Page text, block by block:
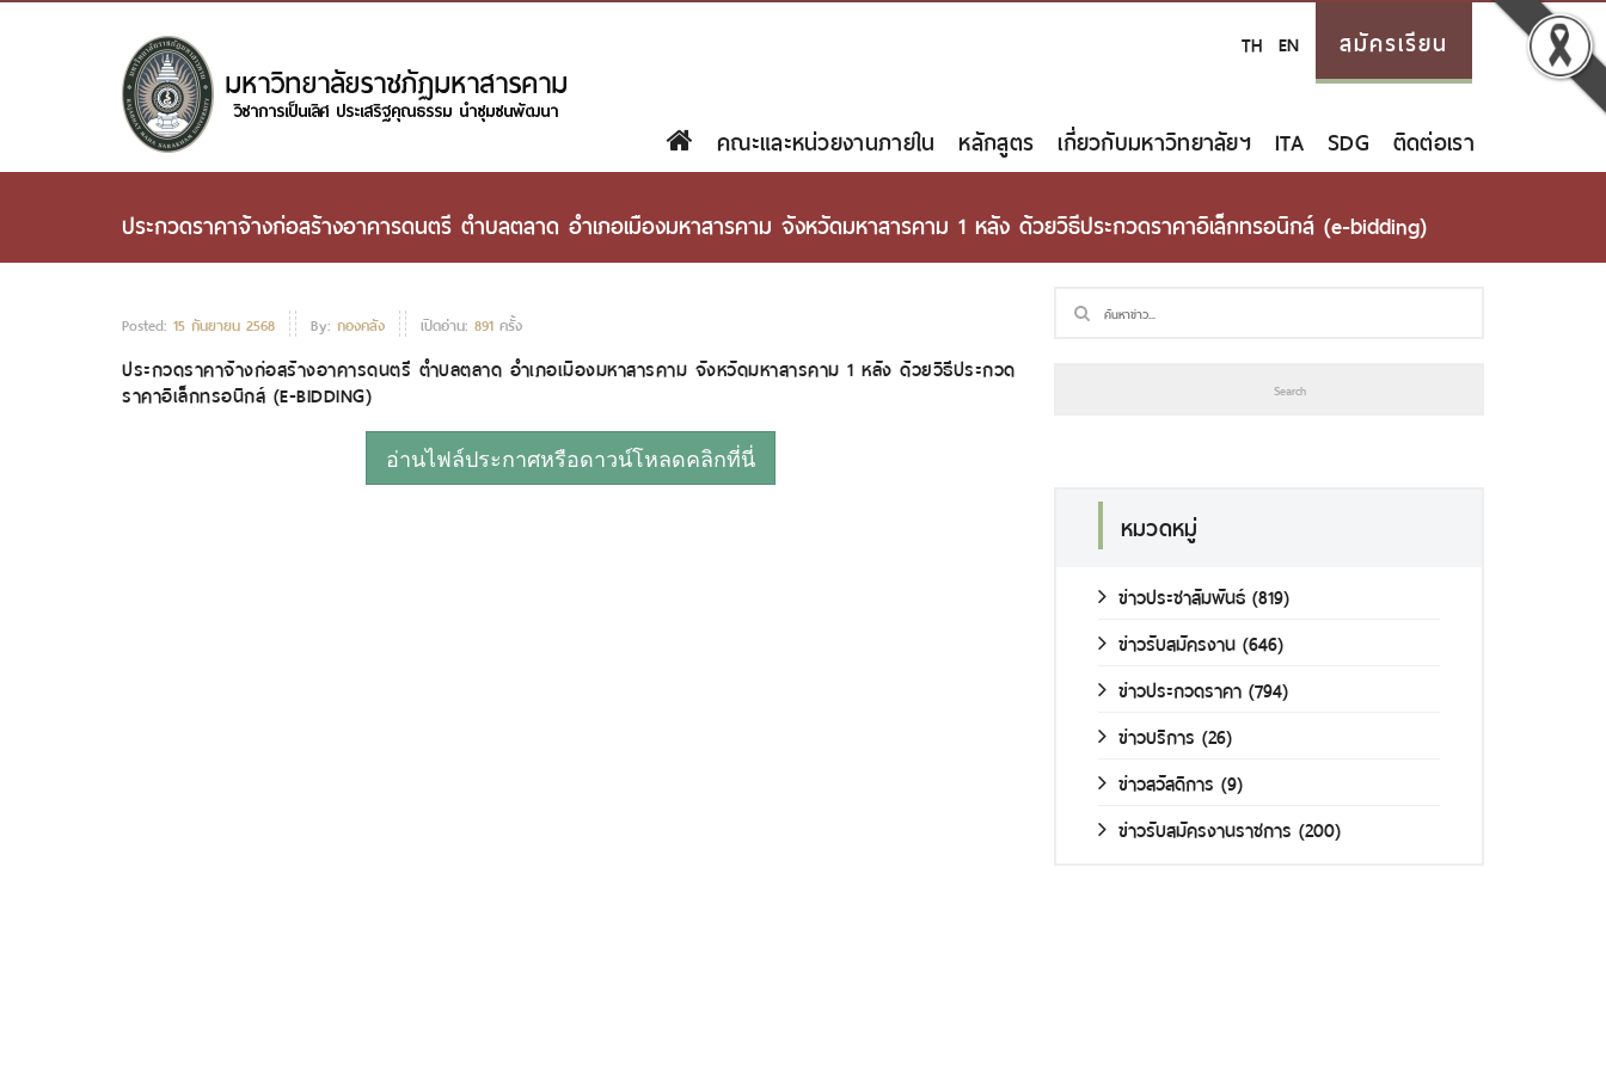
TH EN สมัครเรียน
คณะและหน่วยงานภายใน หลักสูตร เกี่ยวกับมหาวิทยาลัยฯ ITA SDG ติดต่อเรา
ประกวดราคาจ้างก่อสร้างอาคารดนตรี ตำบลตลาด อำเภอเมืองมหาสารคาม จังหวัดมหาสารคาม 1 หลัง ด้วยวิธีประกวดราคาอิเล็กทรอนิกส์ (e-bidding)
Posted: 15 กันยายน 2568 By: กองคลัง เปิดอ่าน: 891 ครั้ง
ประกวดราคาจ้างก่อสร้างอาคารดนตรี ตำบลตลาด อำเภอเมืองมหาสารคาม จังหวัดมหาสารคาม 1 หลัง ด้วยวิธีประกวด
ราคาอิเล็กทรอนิกส์ (E-BIDDING)
อ่านไฟล์ประกาศหรือดาวน์โหลดคลิกที่นี่
หมวดหมู่
ข่าวประชาสัมพันธ์ (819)
ข่าวรับสมัครงาน (646)
ข่าวประกวดราคา (794)
ข่าวบริการ (26)
ข่าวสวัสดิการ (9)
ข่าวรับสมัครงานราชการ (200)